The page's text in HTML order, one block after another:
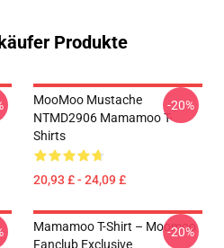
Produkte
MooMoo Mustache
NTMD2906 Mamamoo T-
Shirts
20,93 £ - 24,09 £
-20%
Mamamoo T-Shirt – Moomoo
Fanclub Exclusive
-20%